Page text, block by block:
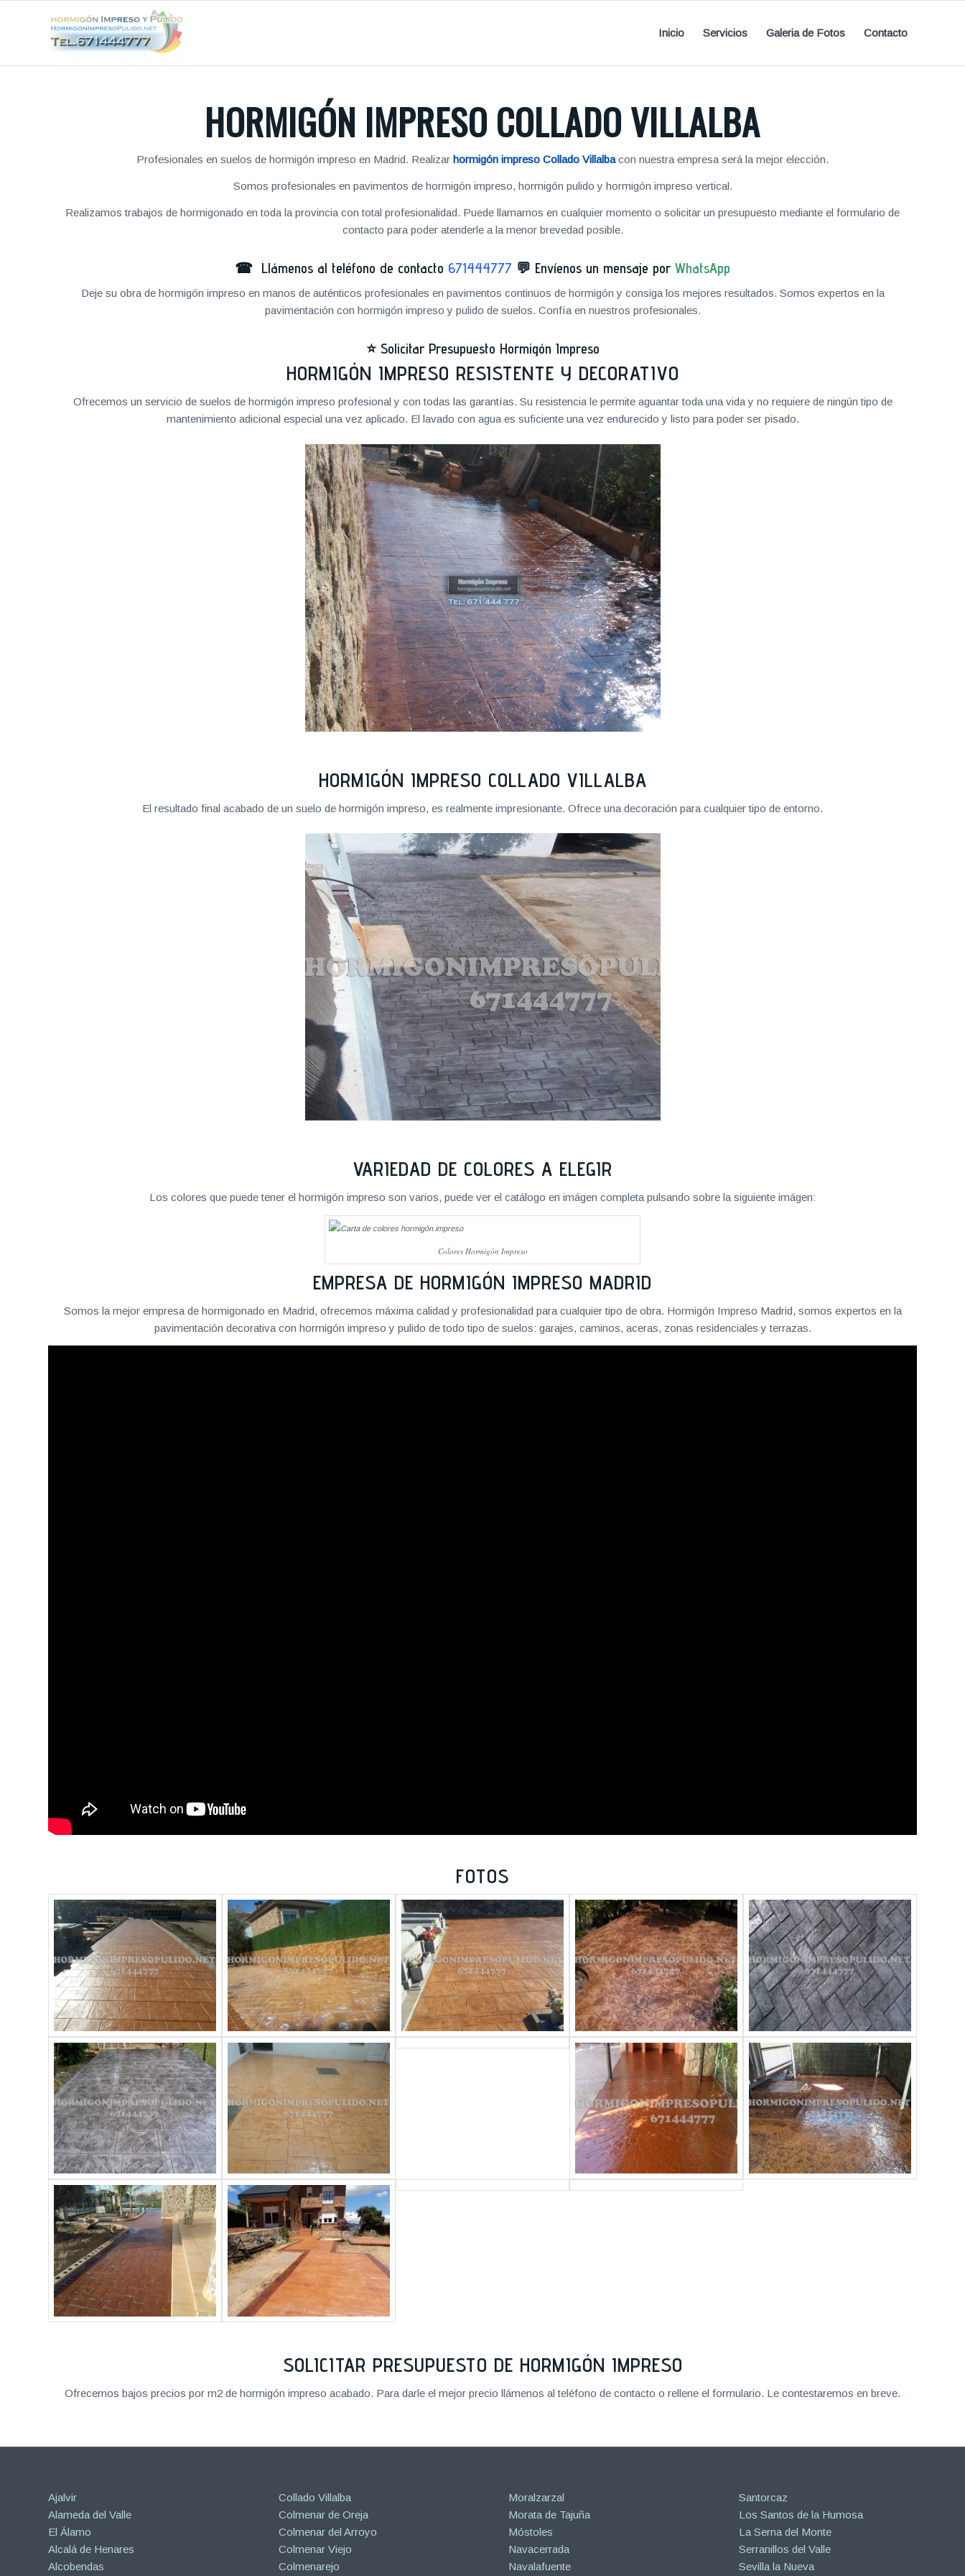
Inicio Servicios Galeria de Fotos Contacto
HORMIGÓN IMPRESO COLLADO VILLALBA
Profesionales en suelos de hormigón impreso en Madrid. Realizar hormigón impreso Collado Villalbacon nuestra empresa será la mejor elección.
Somos profesionales en pavimentos de hormigón impreso, hormigón pulido y hormigón impreso vertical.
Realizamos trabajos de hormigonado en toda la provincia con total profesionalidad. Puede llamarnos en cualquier momento o solicitar un presupuesto mediante el formulario de
contacto para poder atenderle a la menor brevedad posible.
☎ Llámenos al teléfono de contacto 671444777 💬 Envíenos un mensaje por WhatsApp
Deje su obra de hormigón impreso en manos de auténticos profesionales en pavimentos continuos de hormigón y consiga los mejores resultados. Somos expertos en la
pavimentación con hormigón impreso y pulido de suelos. Confía en nuestros profesionales.
⭐ Solicitar Presupuesto Hormigón Impreso
HORMIGÓN IMPRESO RESISTENTE Y DECORATIVO
Ofrecemos un servicio de suelos de hormigón impreso profesional y con todas las garantías. Su resistencia le permite aguantar toda una vida y no requiere de ningún tipo de
mantenimiento adicional especial una vez aplicado. El lavado con agua es suficiente una vez endurecido y listo para poder ser pisado.
HORMIGÓN IMPRESO COLLADO VILLALBA
El resultado final acabado de un suelo de hormigón impreso, es realmente impresionante. Ofrece una decoración para cualquier tipo de entorno.
VARIEDAD DE COLORES A ELEGIR
Los colores que puede tener el hormigón impreso son varios, puede ver el catálogo en imágen completa pulsando sobre la siguiente imágen:
Colores Hormigón Impreso
EMPRESA DE HORMIGÓN IMPRESO MADRID
Somos la mejor empresa de hormigonado en Madrid, ofrecemos máxima calidad y profesionalidad para cualquier tipo de obra. Hormigón Impreso Madrid, somos expertos en la
pavimentación decorativa con hormigón impreso y pulido de todo tipo de suelos: garajes, caminos, aceras, zonas residenciales y terrazas.
FOTOS
SOLICITAR PRESUPUESTO DE HORMIGÓN IMPRESO
Ofrecemos bajos precios por m2 de hormigón impreso acabado. Para darle el mejor precio llámenos al teléfono de contacto o rellene el formulario. Le contestaremos en breve.
Ajalvir
Alameda del Valle
El Álamo
Alcalá de Henares
Alcobendas
Collado Villalba
Colmenar de Oreja
Colmenar del Arroyo
Colmenar Viejo
Colmenarejo
Moralzarzal
Morata de Tajuña
Móstoles
Navacerrada
Navalafuente
Santorcaz
Los Santos de la Humosa
La Serna del Monte
Serranillos del Valle
Sevilla la Nueva